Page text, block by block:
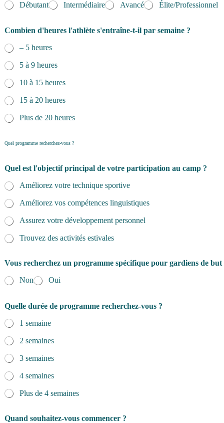
Débutant
Intermédiaire Avancé Élite/Professionnel
o
n
s
a
c
r
e
r
o
t
q
e
e
Combien d'heures l'athlète s'entraîne-t-il par semaine ?
– 5 heures
5 à 9 heures
10 à 15 heures
15 à 20 heures
Plus de 20 heures
Quel programme recherchez-vous ?
Quel est l'objectif principal de votre participation au camp ?
Améliorez votre technique sportive
Améliorez vos compétences linguistiques
Assurez votre développement personnel
Trouvez des activités estivales
Vous recherchez un programme spécifique pour gardiens de but
Non
Oui
Quelle durée de programme recherchez-vous ?
1 semaine
2 semaines
3 semaines
4 semaines
Plus de 4 semaines
Quand souhaitez-vous commencer ?